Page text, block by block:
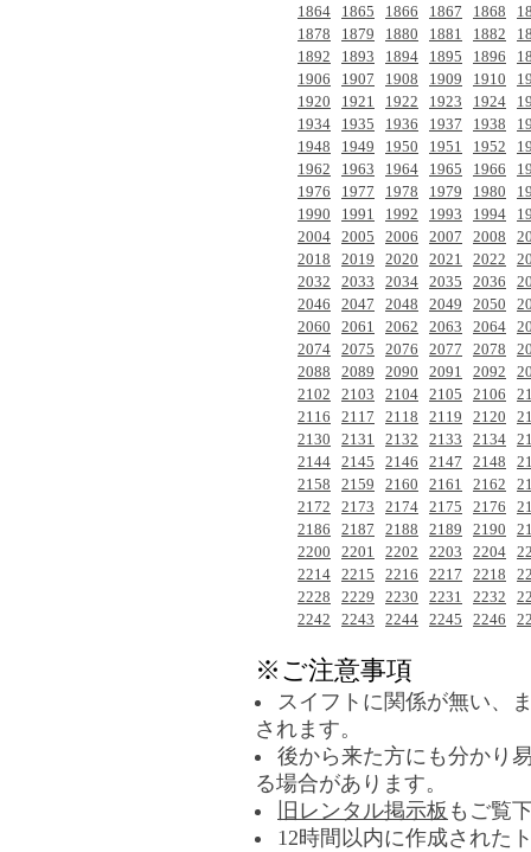
1864
1865 1866 1867 1868
1878
1879 1880 1881 1882
1892
1893 1894 1895 1896
1906
1907 1908 1909 1910
1920
1921 1922 1923 1924
1934
1935 1936 1937 1938
1948
1949 1950 1951 1952
1962
1963 1964 1965 1966
1976
1977 1978 1979 1980
1990
1991 1992 1993 1994
2004 2005 2006 2007 2008
2018
2019 2020 2021 2022
2032
2033 2034 2035 2036
2046
2047 2048 2049 2050
2060
2061 2062 2063 2064
2074 2075 2076 2077 2078
2088
2089 2090 2091 2092
2102
2103 2104 2105 2106
2116
2117 2118 2119 2120
2130
2131 2132 2133 2134
2144 2145 2146 2147 2148
2158
2159 2160 2161 2162
2172
2173 2174 2175 2176
2186
2187 2188 2189 2190
2200
2201 2202 2203 2204
2214 2215 2216 2217 2218
2228
2229 2230 2231 2232
2242
2243 2244 2245 2246
※ご注意事項
スイフトに関係が無い、
されます。
後から来た方にも分かり
る場合があります。
旧レンタル掲示板 もご覧
12時間以内に作成された